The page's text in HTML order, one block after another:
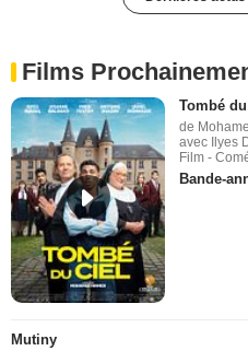
Films
Tombé
de
avec Ilyes
Film -
Bande-
Mutiny